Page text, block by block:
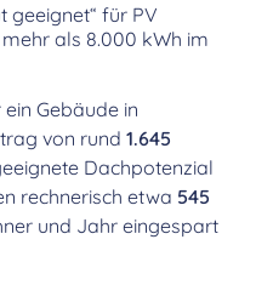
geeignet“ für PV
als 8.000 kWh im
Gebäude in
von rund 1.645
Dachpotenzial
rechnerisch etwa 545
und Jahr eingespart